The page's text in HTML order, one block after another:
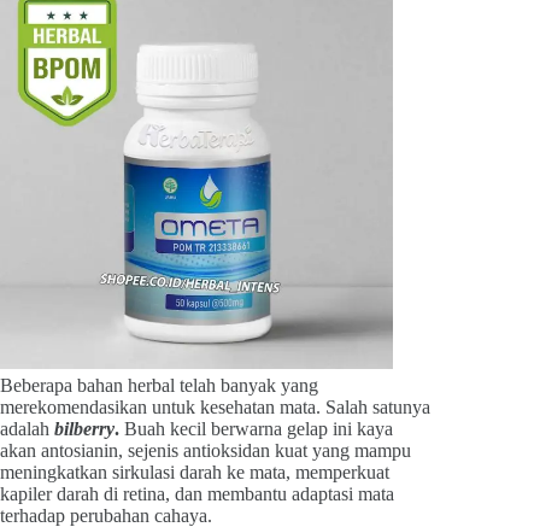
Beberapa bahan herbal telah banyak yang
merekomendasikan untuk kesehatan mata. Salah satunya
adalah bilberry. Buah kecil berwarna gelap ini kaya
akan antosianin, sejenis antioksidan kuat yang mampu
meningkatkan sirkulasi darah ke mata, memperkuat
kapiler darah di retina, dan membantu adaptasi mata
terhadap perubahan cahaya.